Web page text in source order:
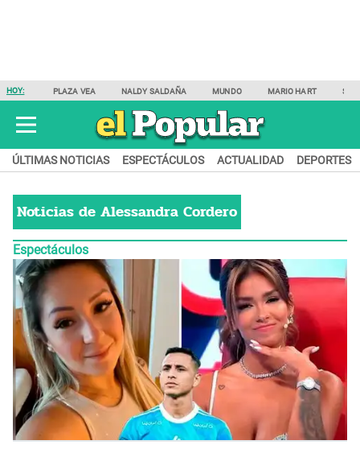
HOY: PLAZA VEA NALDY SALDAÑA MUNDO MARIO HART
ÚLTIMAS NOTICIAS ESPECTÁCULOS ACTUALIDAD DEPORTES
Noticias de Alessandra Cordero
Espectáculos